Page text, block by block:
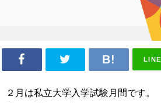
LINE
２月は私立大学入学試験月間です。